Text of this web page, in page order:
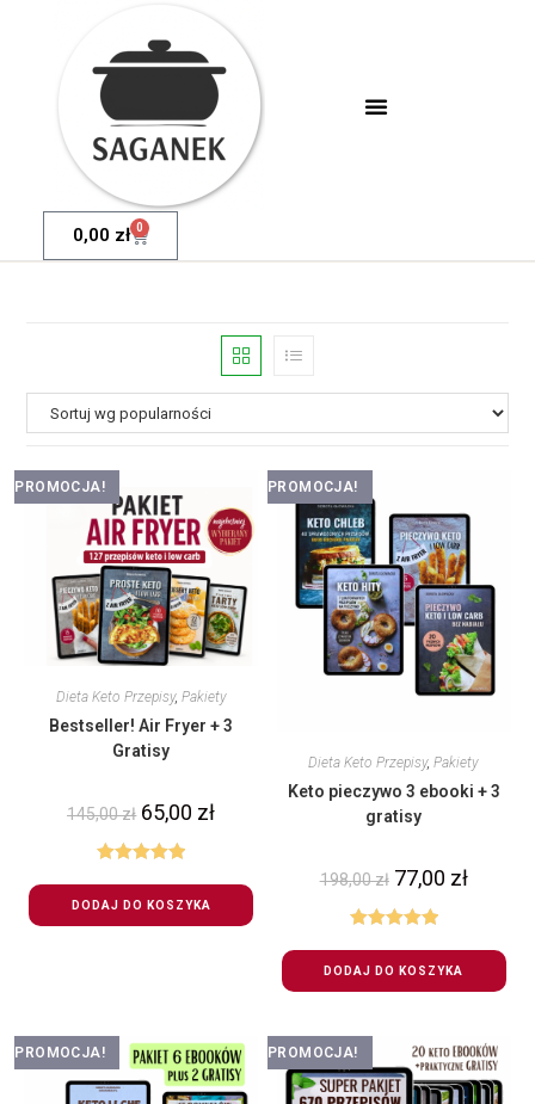
0,00 zł 0
PROMOCJA!
Dieta Keto Przepisy, Pakiety
Bestseller! Air Fryer + 3
Gratisy
145,00zł 65,00 zł
5.00na 5
DODAJ DO KOSZYKA
PROMOCJA!
Dieta Keto Przepisy,Pakiety
Keto pieczywo 3 ebooki + 3
gratisy
198,00zł 77,00 zł
5.00na 5
DODAJ DO KOSZYKA
PROMOCJA! PROMOCJA!